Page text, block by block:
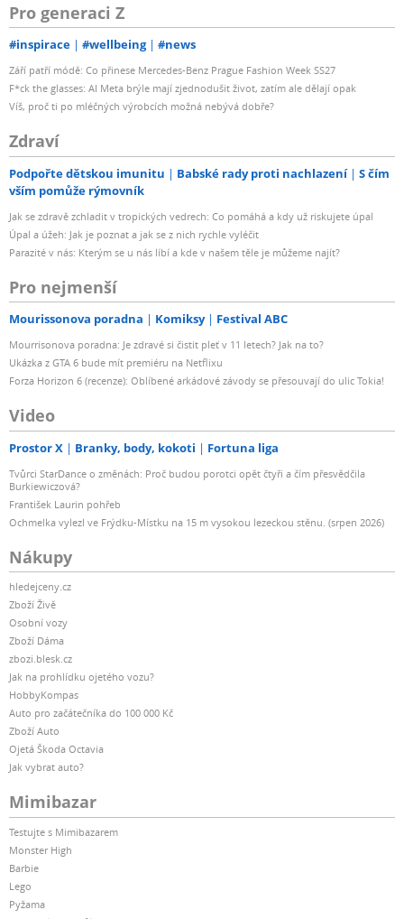
Pro generaci Z
#inspirace #wellbeing #news
Září patří módě: Co přinese Mercedes-Benz Prague Fashion Week SS27
F*ck the glasses: AI Meta brýle mají zjednodušit život, zatím ale dělají opak
Víš, proč ti po mléčných výrobcích možná nebývá dobře?
Zdraví
Podpořte dětskou imunitu Babské rady proti nachlazení
S čím
vším pomůže rýmovník
Jak se zdravě zchladit v tropických vedrech: Co pomáhá a kdy už riskujete úpal
Úpal a úžeh: Jak je poznat a jak se z nich rychle vyléčit
Parazité v nás: Kterým se u nás líbí a kde v našem těle je můžeme najít?
Pro nejmenší
Mourissonova poradna Komiksy Festival ABC
Mourrisonova poradna: Je zdravé si čistit pleť v 11 letech? Jak na to?
Ukázka z GTA 6 bude mít premiéru na Netflixu
Forza Horizon 6 (recenze): Oblíbené arkádové závody se přesouvají do ulic Tokia!
Video
Prostor X Branky, body, kokoti Fortuna liga
Tvůrci StarDance o změnách: Proč budou porotci opět čtyři a čím přesvědčila
Burkiewiczová?
František Laurin pohřeb
Ochmelka vylezl ve Frýdku-Místku na 15 m vysokou lezeckou stěnu. (srpen 2026)
Nákupy
hledejceny.cz
Zboží Živě
Osobní vozy
Zboží Dáma
zbozi.blesk.cz
Jak na prohlídku ojetého vozu?
HobbyKompas
Auto pro začátečníka do 100 000 Kč
Zboží Auto
Ojetá Škoda Octavia
Jak vybrat auto?
Mimibazar
Testujte s Mimibazarem
Monster High
Barbie
Lego
Pyžama